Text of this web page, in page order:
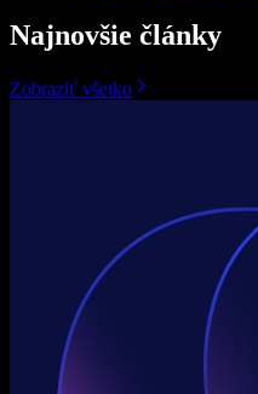
Najnovšie články
Zobraziť všetko